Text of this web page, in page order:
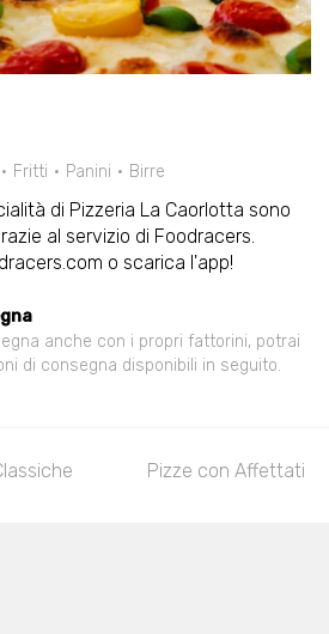
Fritti Panini Birre
di Pizzeria La Caorlotta sono
al servizio di Foodracers.
o scarica l'app!
anche con i propri fattorini, potrai
di consegna disponibili in seguito.
Pizze con Affettati